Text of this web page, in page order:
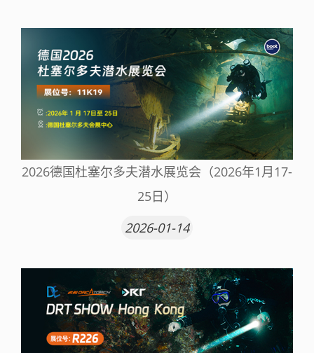
2026德国杜塞尔多夫潜水展览会（2026年1月17-
25日）
2026-01-14